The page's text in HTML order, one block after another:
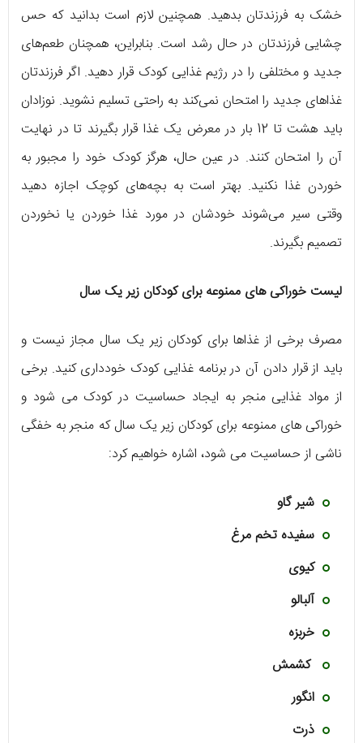
خشک به فرزندتان بدهید. همچنین لازم است بدانید که حس
چشایی فرزندتان در حال رشد است. بنابراین، همچنان طعم‌های
جدید و مختلفی را در رژیم غذایی کودک قرار دهید. اگر فرزندتان
غذاهای جدید را امتحان نمی‌کند به راحتی تسلیم نشوید. نوزادان
باید هشت تا 12 بار در معرض یک غذا قرار بگیرند تا در نهایت
آن را امتحان کنند. در عین حال، هرگز کودک خود را مجبور به
خوردن غذا نکنید. بهتر است به بچه‌های کوچک اجازه دهید
وقتی سیر می‌شوند خودشان در مورد غذا خوردن یا نخوردن
تصمیم بگیرند.
لیست خوراکی های ممنوعه برای کودکان زیر یک سال
مصرف برخی از غذاها برای کودکان زیر یک سال مجاز نیست و
باید از قرار دادن آن در برنامه غذایی کودک خودداری کنید. برخی
از مواد غذایی منجر به ایجاد حساسیت در کودک می شود و
خوراکی های ممنوعه برای کودکان زیر یک سال که منجر به خفگی
ناشی از حساسیت می شود، اشاره خواهیم کرد:
شیر گاو
سفیده تخم مرغ
کیوی
آلبالو
خربزه
کشمش
انگور
ذرت